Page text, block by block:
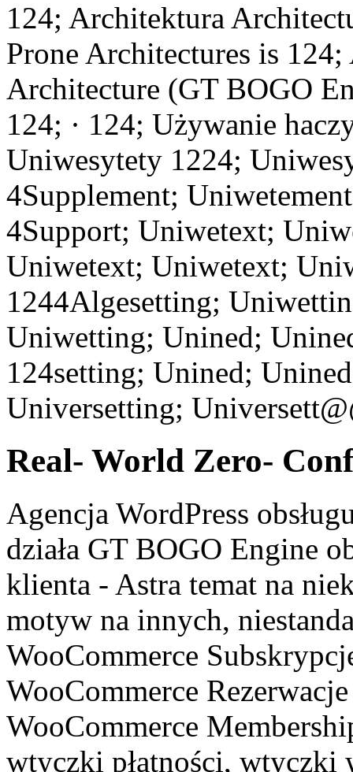
124; Architektura
Prone Architectures is
Architecture (GT BOGO
124; · 124; Używanie
Uniwesytety 1224;
4Supplement;
4Support; Uniwetext;
Uniwetext; Uniwetext;
1244Algesetting;
Uniwetting; Unined;
124setting; Unined;
Universetting;
Real- World Zero-
Agencja WordPress
działa GT BOGO Engine
klienta - Astra temat na
motyw na innych,
WooCommerce
WooCommerce
WooCommerce
wtyczki płatności, wtyczki